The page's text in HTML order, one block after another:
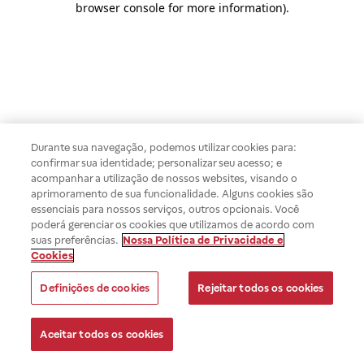
browser console for more information).
Durante sua navegação, podemos utilizar cookies para:
confirmar sua identidade; personalizar seu acesso; e
acompanhar a utilização de nossos websites, visando o
aprimoramento de sua funcionalidade. Alguns cookies são
essenciais para nossos serviços, outros opcionais. Você
poderá gerenciar os cookies que utilizamos de acordo com
suas preferências. Nossa Política de Privacidade e
Cookies
Definições de cookies Rejeitar todos os cookies
Aceitar todos os cookies